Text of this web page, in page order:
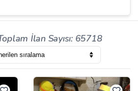
İlan Sayısı: 65718